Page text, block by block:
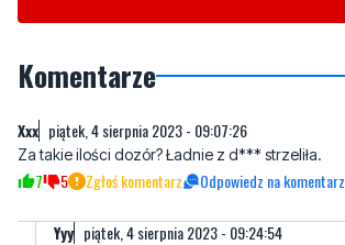
Komentarze
Xxx piątek, 4 sierpnia 2023 - 09:07:26
Za takie ilości dozór? Ładnie z d*** strzeliła.
7 5 Zgłoś komentarz Odpowiedz na komentarz
Yyy piątek, 4 sierpnia 2023 - 09:24:54